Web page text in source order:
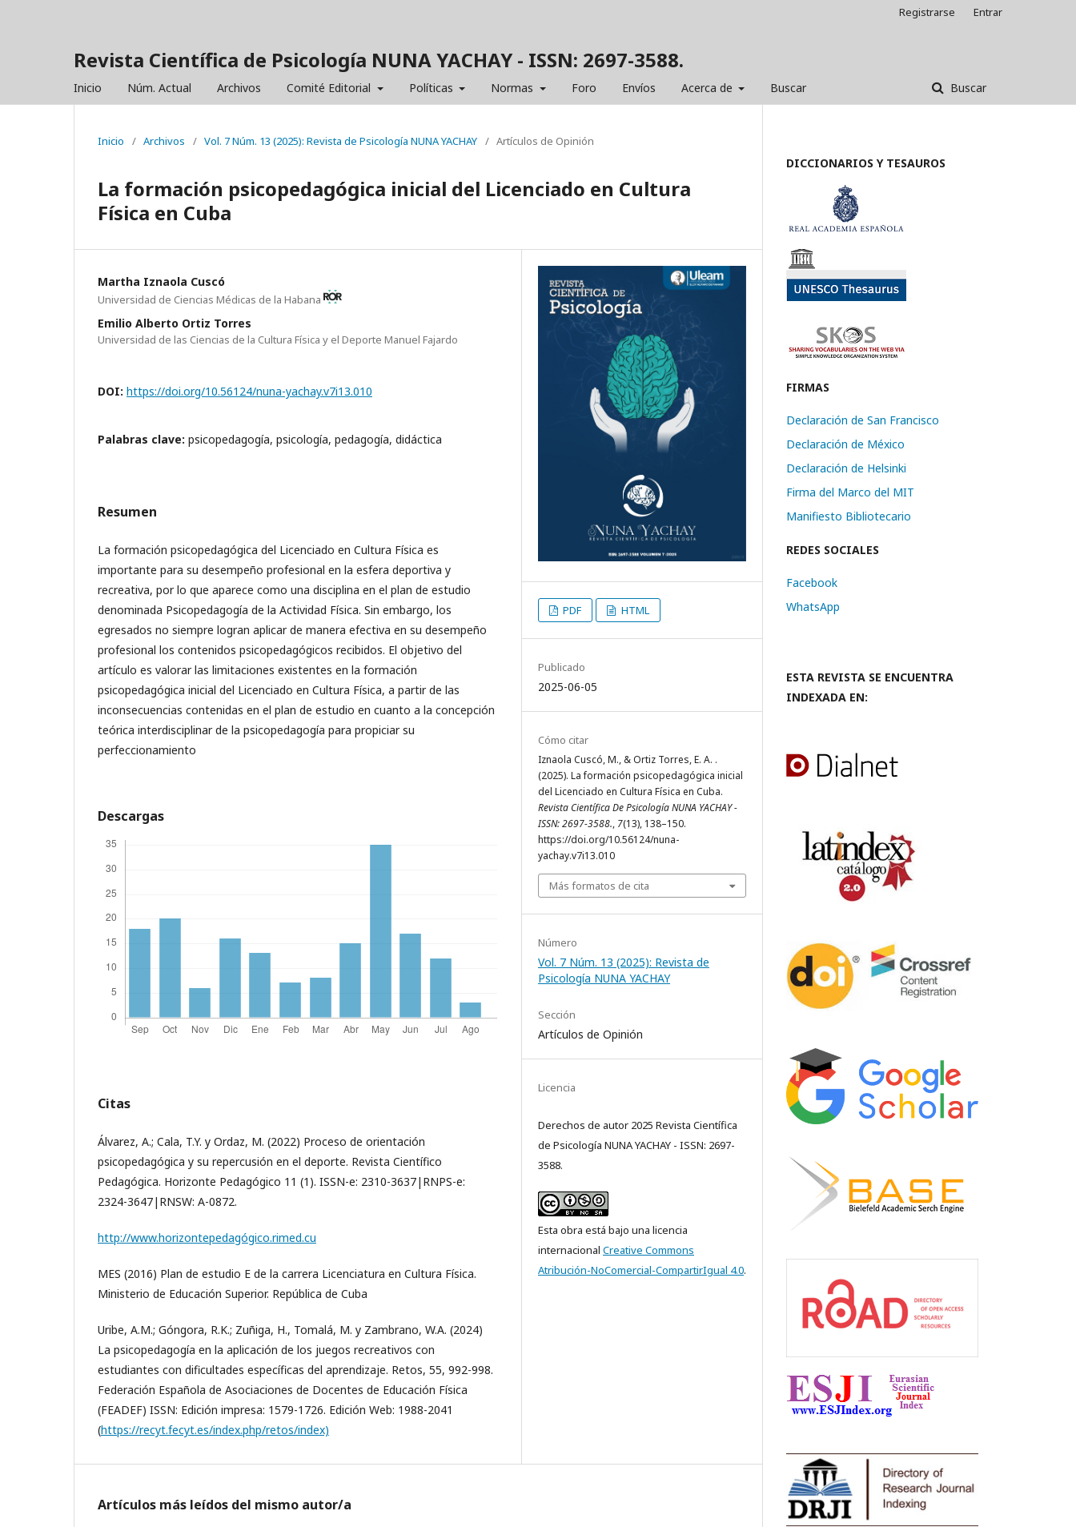
Revista Científica de Psicología NUNA YACHAY - ISSN: 2697-3588.
Inicio Núm. Actual Archivos Comité Editorial Políticas Normas Foro Envíos Acerca de Buscar Buscar
Registrarse Entrar
Inicio / Archivos / Vol. 7 Núm. 13 (2025): Revista de Psicología NUNA YACHAY / Artículos de Opinión
La formación psicopedagógica inicial del Licenciado en Cultura
Física en Cuba
Martha Iznaola Cuscó
Universidad de Ciencias Médicas de la Habana
Emilio Alberto Ortiz Torres
Universidad de las Ciencias de la Cultura Física y el Deporte Manuel Fajardo
DOI: https://doi.org/10.56124/nuna-yachay.v7i13.010
Palabras clave: psicopedagogía, psicología, pedagogía, didáctica
Resumen
La formación psicopedagógica del Licenciado en Cultura Física es
importante para su desempeño profesional en la esfera deportiva y
recreativa, por lo que aparece como una disciplina en el plan de estudio
denominada Psicopedagogía de la Actividad Física. Sin embargo, los
egresados no siempre logran aplicar de manera efectiva en su desempeño
profesional los contenidos psicopedagógicos recibidos. El objetivo del
artículo es valorar las limitaciones existentes en la formación
psicopedagógica inicial del Licenciado en Cultura Física, a partir de las
inconsecuencias contenidas en el plan de estudio en cuanto a la concepción
teórica interdisciplinar de la psicopedagogía para propiciar su
perfeccionamiento
Descargas
Citas
Álvarez, A.; Cala, T.Y. y Ordaz, M. (2022) Proceso de orientación
psicopedagógica y su repercusión en el deporte. Revista Científico
Pedagógica. Horizonte Pedagógico 11 (1). ISSN-e: 2310-3637|RNPS-e:
2324-3647|RNSW: A-0872.
http://www.horizontepedagógico.rimed.cu
MES (2016) Plan de estudio E de la carrera Licenciatura en Cultura Física.
Ministerio de Educación Superior. República de Cuba
Uribe, A.M.; Góngora, R.K.; Zuñiga, H., Tomalá, M. y Zambrano, W.A. (2024)
La psicopedagogía en la aplicación de los juegos recreativos con
estudiantes con dificultades específicas del aprendizaje. Retos, 55, 992-998.
Federación Española de Asociaciones de Docentes de Educación Física
(FEADEF) ISSN: Edición impresa: 1579-1726. Edición Web: 1988-2041
(https://recyt.fecyt.es/index.php/retos/index)
PDF HTML
Publicado
2025-06-05
Cómo citar
Iznaola Cuscó, M., & Ortiz Torres, E. A. .
(2025). La formación psicopedagógica inicial
del Licenciado en Cultura Física en Cuba.
Revista Científica De Psicología NUNA YACHAY -
ISSN: 2697-3588., 7(13), 138–150.
https://doi.org/10.56124/nuna-
yachay.v7i13.010
Más formatos de cita
Número
Vol. 7 Núm. 13 (2025): Revista de
Psicología NUNA YACHAY
Sección
Artículos de Opinión
Licencia
Derechos de autor 2025 Revista Científica
de Psicología NUNA YACHAY - ISSN: 2697-
3588.
Esta obra está bajo una licencia
internacional Creative Commons
Atribución-NoComercial-CompartirIgual 4.0.
Artículos más leídos del mismo autor/a
DICCIONARIOS Y TESAUROS
FIRMAS
Declaración de San Francisco
Declaración de México
Declaración de Helsinki
Firma del Marco del MIT
Manifiesto Bibliotecario
REDES SOCIALES
Facebook
WhatsApp
ESTA REVISTA SE ENCUENTRA
INDEXADA EN: